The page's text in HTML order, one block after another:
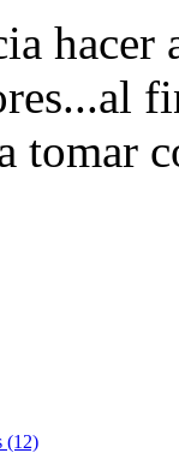
tomar
(12)